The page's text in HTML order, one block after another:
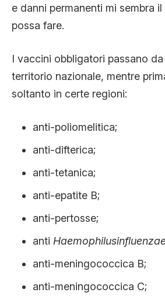
e danni permanenti mi sembra
possa fare.
I vaccini obbligatori passano
territorio nazionale, mentre
soltanto in certe regioni:
anti-poliomelitica;
anti-difterica;
anti-tetanica;
anti-epatite B;
anti-pertosse;
anti
anti-meningococcica B;
anti-meningococcica C;